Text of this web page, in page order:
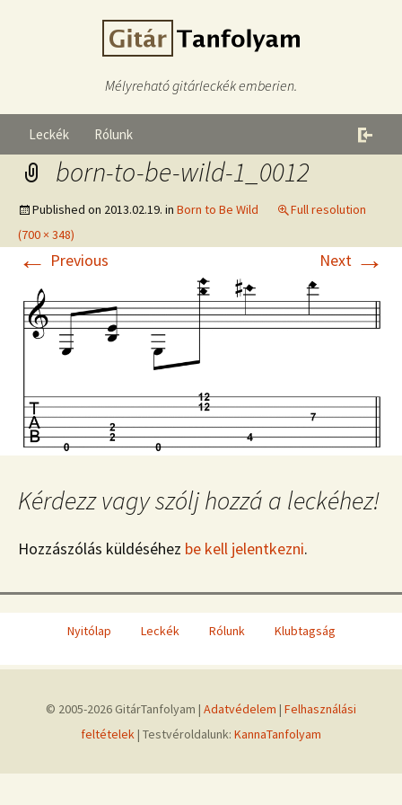
Mélyreható gitárleckék emberien.
Leckék Rólunk
born-to-be-wild-1_0012
Published on 2013.02.19. in Born to Be Wild
Full resolution
(700 × 348)
← Previous Next →
Kérdezz vagy szólj hozzá a leckéhez!
Hozzászólás küldéséhez be kell jelentkezni.
Nyitólap Leckék Rólunk Klubtagság
© 2005-2026 GitárTanfolyam | Adatvédelem | Felhasználási
feltételek| Testvéroldalunk: KannaTanfolyam